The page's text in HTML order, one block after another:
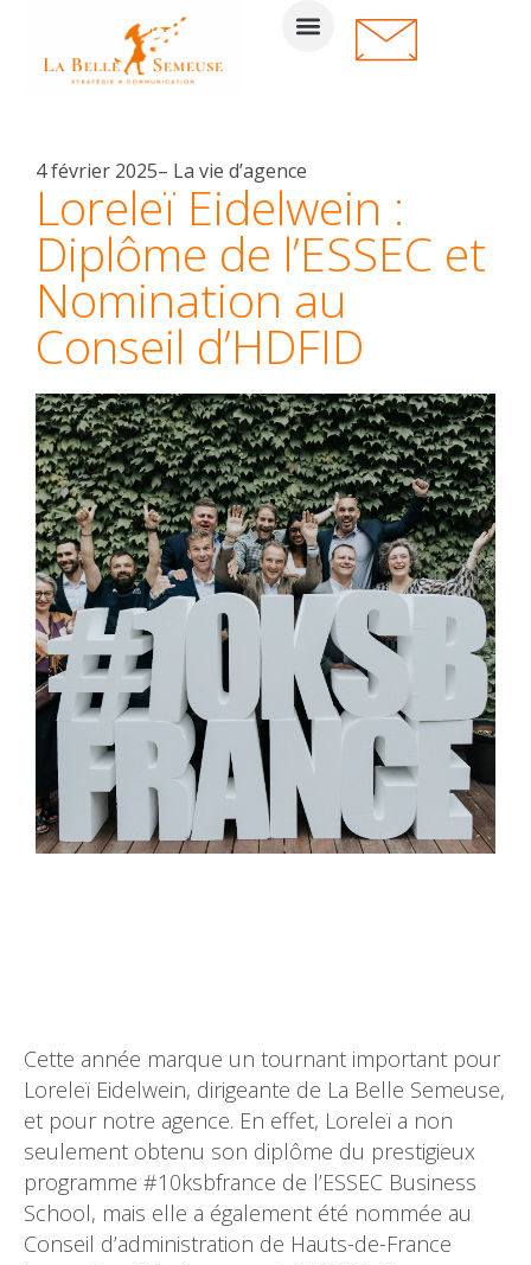
4 février 2025– La vie d’agence
Loreleï Eidelwein :
Diplôme de l’ESSEC et
Nomination au
Conseil d’HDFID
Cette année marque un tournant important pour
Loreleï Eidelwein, dirigeante de La Belle Semeuse,
et pour notre agence. En effet, Loreleï a non
seulement obtenu son diplôme du prestigieux
programme #10ksbfrance de l’ESSEC Business
School, mais elle a également été nommée au
Conseil d’administration de Hauts-de-France